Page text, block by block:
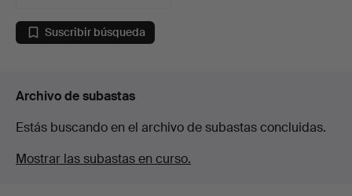
Suscribir búsqueda
Archivo de subastas
Estás buscando en el archivo de subastas concluidas.
Mostrar las subastas en curso.